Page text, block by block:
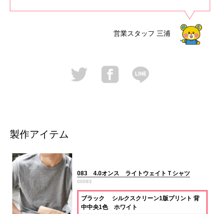
営業スタッフ 三浦
製作アイテム
083 4.0オンス ライトウェイトＴシャツ
00083
ブラック シルクスクリーン1版プリント 背
中中央1色 ホワイト